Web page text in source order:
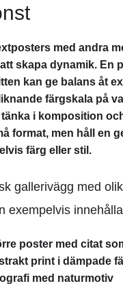
med andra
skapa dynamik. En
kan ge balans åt
färgskala på
i komposition
format, men håll en
färg eller stil.
gallerivägg med
exempelvis
poster med citat
print i dämpade
med naturmotiv